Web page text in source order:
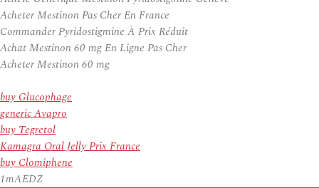
Acheter Mestinon Pas Cher En France
Commander Pyridostigmine À Prix Réduit
Achat Mestinon 60 mg En Ligne Pas Cher
Acheter Mestinon 60 mg
buy Glucophage
generic Avapro
buy Tegretol
Kamagra Oral Jelly Prix France
buy Clomiphene
1mAEDZ